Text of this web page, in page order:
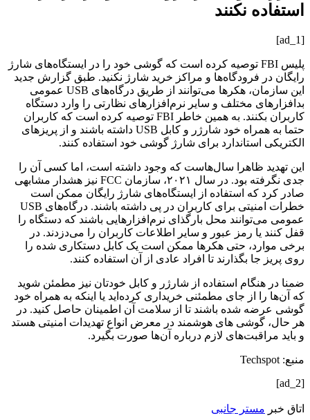
استفاده نکنند
[ad_1]
پلیس FBI توصیه کرده است که گوشی خود را در ایستگاه‌های شارژ
رایگان در فرودگاه‌ها و مراکز خرید شارژ نکنید. طبق گزارش جدید
این سازمان، هکرها می‌توانند از طریق درگاه‌های USB عمومی
بدافزارهای مختلف و سایر نرم‌افزارهای نظارتی را وارد دستگاه
کاربران بکنند. به همین خاطر FBI توصیه کرده است که کاربران
حتما به همراه خود شارژر و کابل USB داشته باشند و از پریزهای
الکتریکی استاندارد برای شارژ گوشی خود استفاده کنند.
این تهدید ظاهرا سال‌هاست که وجود داشته است، اما کسی آن را
جدی نگرفته بود. در سال ۲۰۲۱، سازمان FCC نیز هشدار مشابهی
صادر کرد که استفاده از ایستگاه‌های شارژ رایگان ممکن است
خطرات امنیتی برای کاربران در پی داشته باشند. درگاه‌های USB
عمومی می‌توانند محل بارگذای نرم‌افزارهایی باشند که دستگاه را
قفل کنند یا رمز عبور و سایر اطلاعات کاربران را می‌دزدند. در
برخی موارد، حتی هکرها ممکن است یک کابل دستکاری شده را
روی پریز جا بگذارند تا افراد عادی از آن استفاده کنند.
ضمنا در هنگام استفاده از شارژر و کابل خودتان نیز مطمئن شوید
که آن‌ها را از جای مطمئنی خریداری کرده‌اید یا اینکه به همراه خود
گوشی عرضه شده باشند تا از سلامت آن اطمینان حاصل کنید. در
هر حال، گوشی های هوشمند در معرض انواع تهدیدات امنیتی هستد
و باید مراقبت‌های لازم درباره آن‌ها صورت بگیرد.
منبع: Techspot
[ad_2]
اتاق خبر مستر جانبی